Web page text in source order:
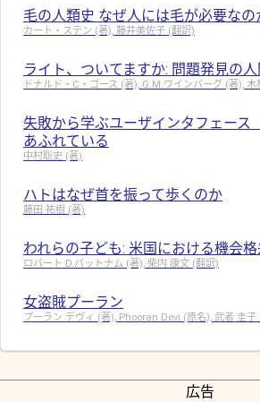
毛の人類史 なぜ人には毛が必要なの
カート・ステン (著), 藤井美佐子 (翻訳)
ライト、ついてますか: 問題発見の
ドナルド・C・ゴース (著), G.M.ワインバーグ (著), 木
失敗から学ぶユーザインタフェー
あふれている
中村聡史 (著)
ハトはなぜ首を振って歩くのか
藤田 祐樹 (著)
われらの子ども: 米国における機会
ロバート D.パットナム (著), 柴内 康文 (翻訳)
女盗賊プーラン
プーラン デヴィ (著), Phooran Devi (原名), 武者 圭子
広告